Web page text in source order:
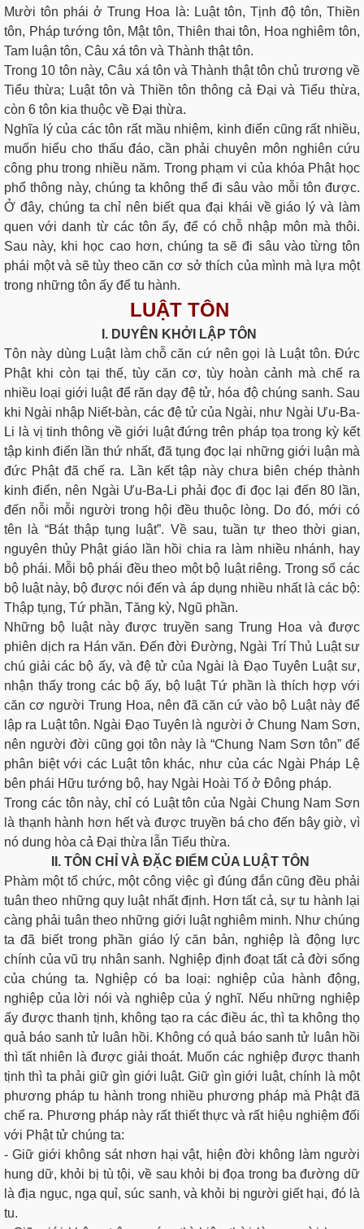
Mười tôn phái ở Trung Hoa là: Luật tôn, Tịnh độ tôn, Thiền
tôn, Pháp tướng tôn, Mật tôn, Thiên thai tôn, Hoa nghiêm tôn,
Tam luận tôn, Câu xá tôn và Thành thật tôn.
Trong 10 tôn này, Câu xá tôn và Thành thật tôn chủ trương về
Tiểu thừa; Luật tôn và Thiền tôn thông cả Ðại và Tiểu thừa,
còn 6 tôn kia thuộc về Ðại thừa.
Nghĩa lý của các tôn rất mầu nhiệm, kinh điển cũng rất nhiều,
muốn hiểu cho thấu đáo, cần phải chuyên môn nghiên cứu
công phu trong nhiều năm. Trong phạm vi của khóa Phật học
phổ thông này, chúng ta không thể đi sâu vào mỗi tôn được.
Ở đây, chúng ta chỉ nên biết qua đại khái về giáo lý và làm
quen với danh từ các tôn ấy, để có chỗ nhập môn mà thôi.
Sau này, khi học cao hơn, chúng ta sẽ đi sâu vào từng tôn
phái một và sẽ tùy theo căn cơ sở thích của mình mà lựa một
trong những tôn ấy để tu hành.
LUẬT TÔN
I. DUYÊN KHỞI LẬP TÔN
Tôn này dùng Luật làm chỗ căn cứ nên gọi là Luật tôn. Ðức
Phật khi còn tại thế, tùy căn cơ, tùy hoàn cảnh mà chế ra
nhiều loại giới luật để răn dạy đệ tử, hóa độ chúng sanh. Sau
khi Ngài nhập Niết-bàn, các đệ tử của Ngài, như Ngài Ưu-Ba-
Li là vị tinh thông về giới luật đứng trên pháp tọa trong kỳ kết
tập kinh điển lần thứ nhất, đã tụng đọc lại những giới luận mà
đức Phật đã chế ra. Lần kết tập này chưa biên chép thành
kinh điển, nên Ngài Ưu-Ba-Li phải đọc đi đọc lại đến 80 lần,
đến nỗi mỗi người trong hội đều thuộc lòng. Do đó, mới có
tên là “Bát thập tụng luật”. Về sau, tuần tự theo thời gian,
nguyên thủy Phật giáo lần hồi chia ra làm nhiều nhánh, hay
bộ phái. Mỗi bộ phái đều theo một bộ luật riêng. Trong số các
bộ luật này, bộ được nói đến và áp dụng nhiều nhất là các bộ:
Thập tụng, Tứ phần, Tăng kỳ, Ngũ phần.
Những bộ luật này được truyền sang Trung Hoa và được
phiên dịch ra Hán văn. Ðến đời Ðường, Ngài Trí Thủ Luật sư
chú giải các bộ ấy, và đệ tử của Ngài là Ðạo Tuyên Luật sư,
nhận thấy trong các bộ ấy, bộ luật Tứ phần là thích hợp với
căn cơ người Trung Hoa, nên đã căn cứ vào bộ Luật này để
lập ra Luật tôn. Ngài Ðạo Tuyên là người ở Chung Nam Sơn,
nên người đời cũng gọi tôn này là “Chung Nam Sơn tôn” để
phân biệt với các Luật tôn khác, như của các Ngài Pháp Lệ
bên phái Hữu tướng bộ, hay Ngài Hoài Tố ở Ðông pháp.
Trong các tôn này, chỉ có Luật tôn của Ngài Chung Nam Sơn
là thạnh hành hơn hết và được truyền bá cho đến bây giờ, vì
nó dung hòa cả Ðại thừa lẫn Tiểu thừa.
II. TÔN CHỈ VÀ ÐẶC ÐIỂM CỦA LUẬT TÔN
Phàm một tổ chức, một công việc gì đúng đắn cũng đều phải
tuân theo những quy luật nhất định. Hơn tất cả, sự tu hành lại
càng phải tuân theo những giới luật nghiêm minh. Như chúng
ta đã biết trong phần giáo lý căn bản, nghiệp là động lực
chính của vũ trụ nhân sanh. Nghiệp định đoạt tất cả đời sống
của chúng ta. Nghiệp có ba loại: nghiệp của hành động,
nghiệp của lời nói và nghiệp của ý nghĩ. Nếu những nghiệp
ấy được thanh tịnh, không tạo ra các điều ác, thì ta không thọ
quả báo sanh tử luân hồi. Không có quả báo sanh tử luân hồi
thì tất nhiên là được giải thoát. Muốn các nghiệp được thanh
tịnh thì ta phải giữ gìn giới luật. Giữ gìn giới luật, chính là một
phương pháp tu hành trong nhiều phương pháp mà Phật đã
chế ra. Phương pháp này rất thiết thực và rất hiệu nghiệm đối
với Phật tử chúng ta:
- Giữ giới không sát nhơn hại vật, hiện đời không làm người
hung dữ, khỏi bị tù tội, về sau khỏi bị đọa trong ba đường dữ
là địa ngục, ngạ quỉ, súc sanh, và khỏi bị người giết hại, đó là
tu.